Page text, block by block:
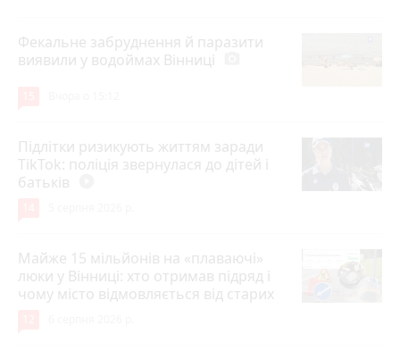
Фекальне забруднення й паразити
виявили у водоймах Вінниці
Підлітки ризикують життям заради
TikTok: поліція звернулася до дітей і
батьків
Майже 15 мільйонів на «плаваючі»
люки у Вінниці: хто отримав підряд і
чому місто відмовляється від старих